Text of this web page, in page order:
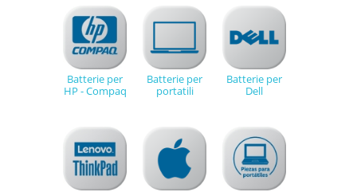
Batterie per
HP - Compaq
Batterie per
portatili
Batterie per
Dell